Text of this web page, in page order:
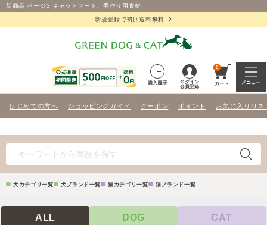
新商品 ページ3 キャットフード、手作り用食材
新規登録で初回送料無料
購入履歴
ログイン
会員登録
0
カート メニュー
はじめての方へ ショッピングガイド クーポン ポイント お気に入りリス
犬カテゴリ一覧 犬ブランド一覧 猫カテゴリ一覧 猫ブランド一覧
ALL DOG CAT